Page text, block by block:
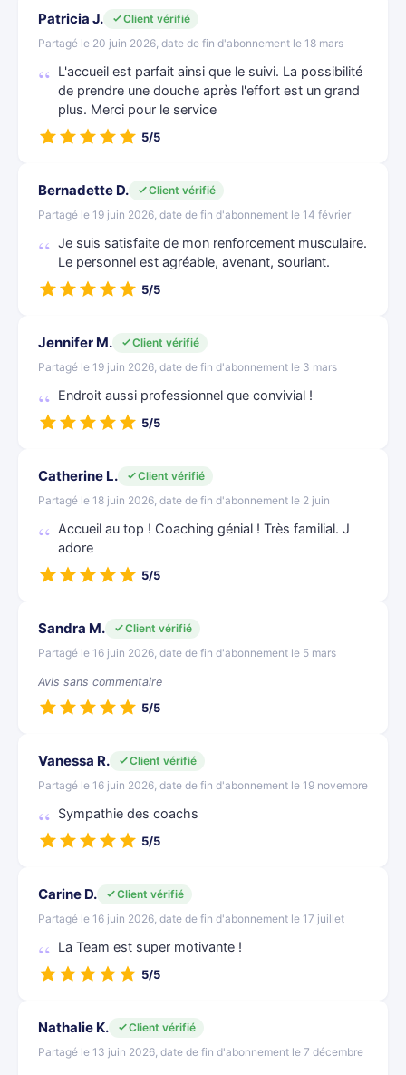
Patricia J.
Client vérifié
Partagé le 20 juin 2026, date de fin d'abonnement le 18 mars
L'accueil est parfait ainsi que le suivi. La possibilité
de prendre une douche après l'effort est un grand
plus. Merci pour le service
5/5
Bernadette D.
Client vérifié
Partagé le 19 juin 2026, date de fin d'abonnement le 14 février
Je suis satisfaite de mon renforcement musculaire.
Le personnel est agréable, avenant, souriant.
5/5
Jennifer M.
Client vérifié
Partagé le 19 juin 2026, date de fin d'abonnement le 3 mars
Endroit aussi professionnel que convivial !
5/5
Catherine L.
Client vérifié
Partagé le 18 juin 2026, date de fin d'abonnement le 2 juin
Accueil au top ! Coaching génial ! Très familial. J
adore
5/5
Sandra M.
Client vérifié
Partagé le 16 juin 2026, date de fin d'abonnement le 5 mars
Avis sans commentaire
5/5
Vanessa R.
Client vérifié
Partagé le 16 juin 2026, date de fin d'abonnement le 19 novembre
Sympathie des coachs
5/5
Carine D.
Client vérifié
Partagé le 16 juin 2026, date de fin d'abonnement le 17 juillet
La Team est super motivante !
5/5
Nathalie K.
Client vérifié
Partagé le 13 juin 2026, date de fin d'abonnement le 7 décembre